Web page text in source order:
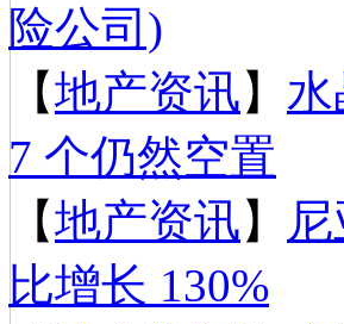
险公司)
【地产资讯】 水
7 个仍然空置
【地产资讯】
比增长 130%